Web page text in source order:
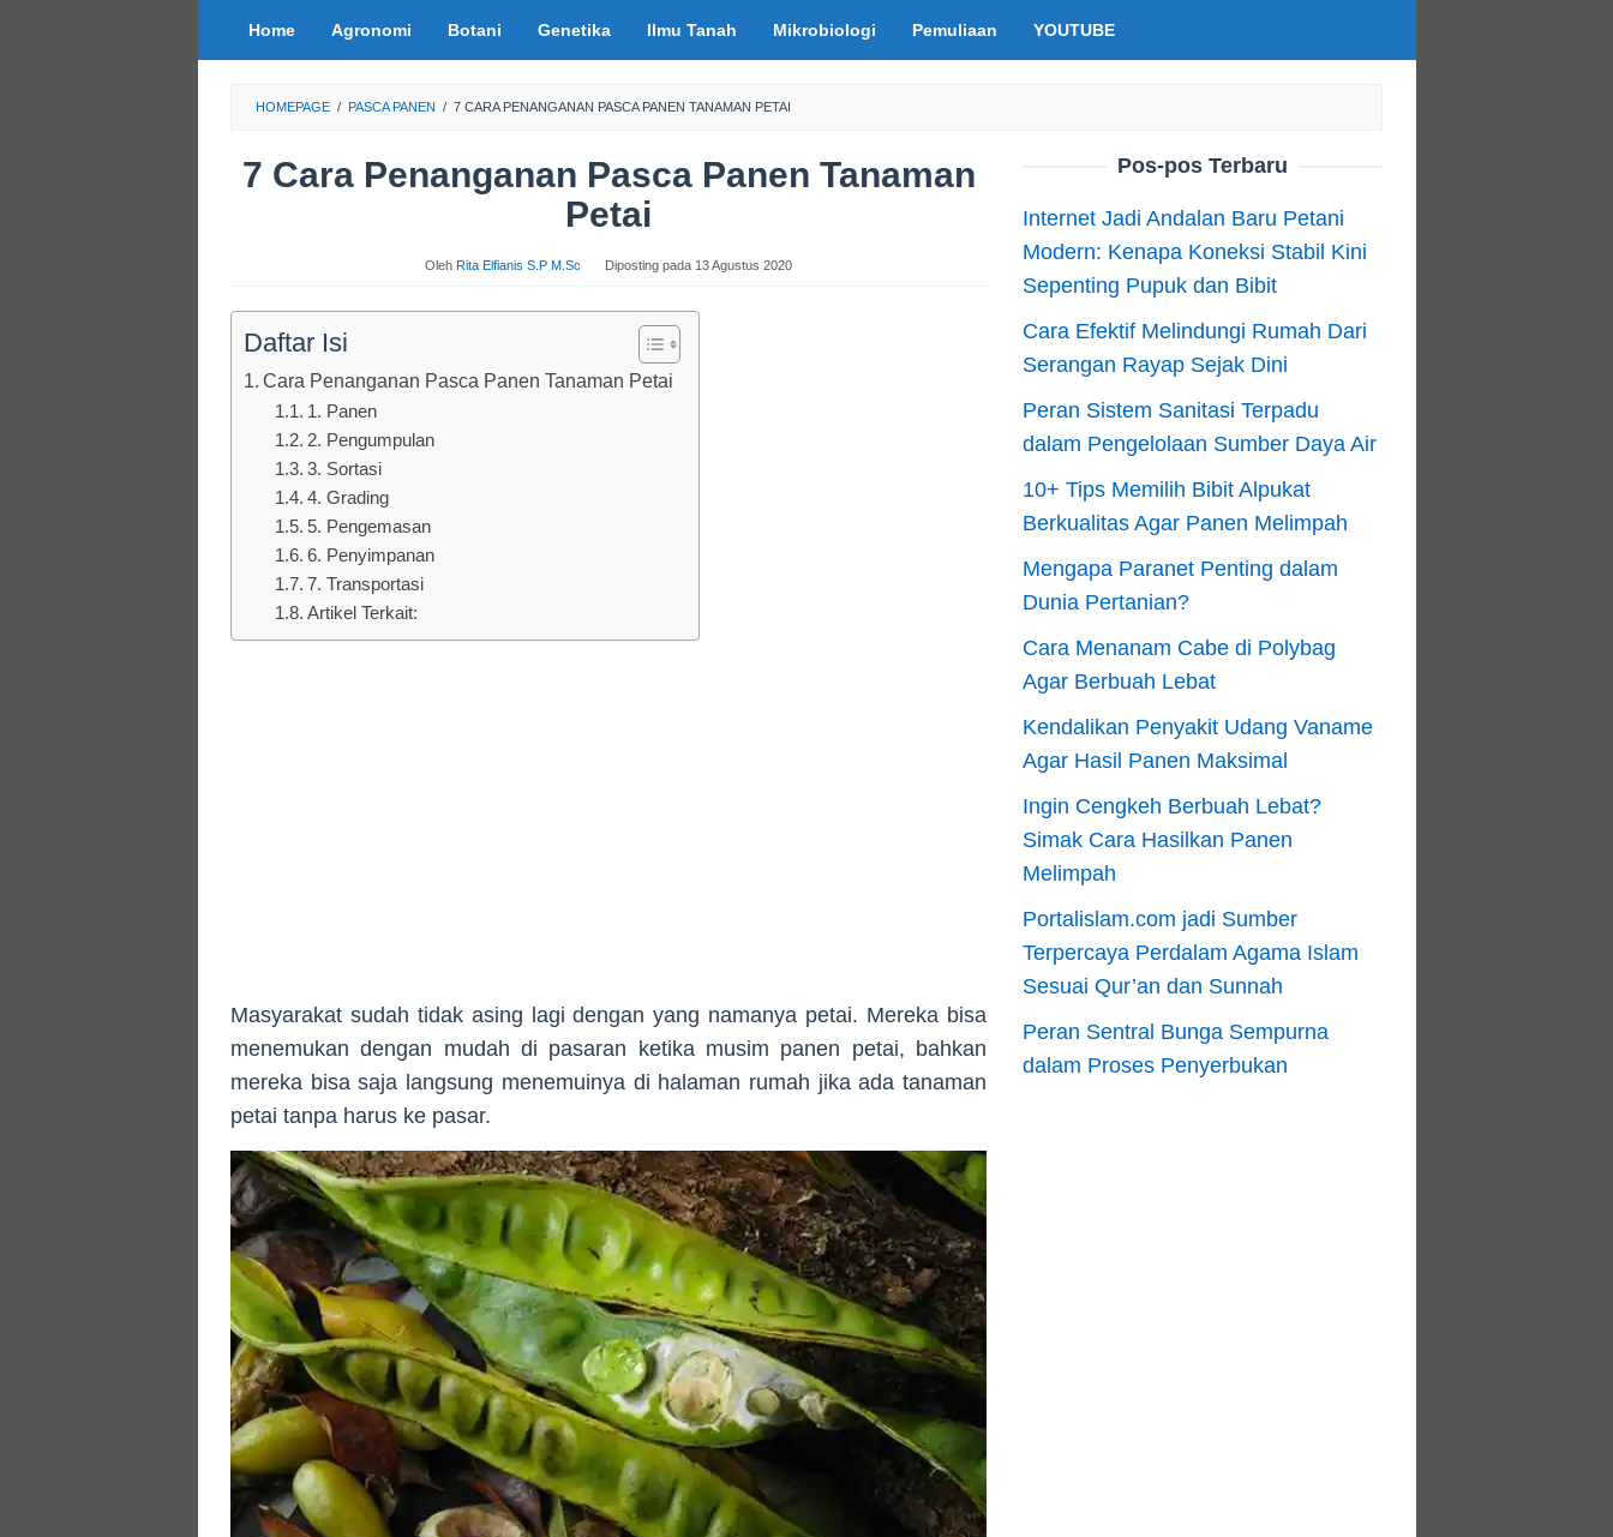
Home Agronomi Botani Genetika Ilmu Tanah Mikrobiologi Pemuliaan YOUTUBE
HOMEPAGE / PASCA PANEN / 7 CARA PENANGANAN PASCA PANEN TANAMAN PETAI
7 Cara Penanganan Pasca Panen Tanaman
Petai
Oleh Rita Elfianis S.P M.Sc Diposting pada 13 Agustus 2020
Daftar Isi
Cara Penanganan Pasca Panen Tanaman Petai
1. Panen
2. Pengumpulan
3. Sortasi
4. Grading
5. Pengemasan
6. Penyimpanan
7. Transportasi
Artikel Terkait:
Masyarakat sudah tidak asing lagi dengan yang namanya petai. Mereka bisa
menemukan dengan mudah di pasaran ketika musim panen petai, bahkan
mereka bisa saja langsung menemuinya di halaman rumah jika ada tanaman
petai tanpa harus ke pasar.
Pos-pos Terbaru
Internet Jadi Andalan Baru Petani
Modern: Kenapa Koneksi Stabil Kini
Sepenting Pupuk dan Bibit
Cara Efektif Melindungi Rumah Dari
Serangan Rayap Sejak Dini
Peran Sistem Sanitasi Terpadu
dalam Pengelolaan Sumber Daya Air
10+ Tips Memilih Bibit Alpukat
Berkualitas Agar Panen Melimpah
Mengapa Paranet Penting dalam
Dunia Pertanian?
Cara Menanam Cabe di Polybag
Agar Berbuah Lebat
Kendalikan Penyakit Udang Vaname
Agar Hasil Panen Maksimal
Ingin Cengkeh Berbuah Lebat?
Simak Cara Hasilkan Panen
Melimpah
Portalislam.com jadi Sumber
Terpercaya Perdalam Agama Islam
Sesuai Qur’an dan Sunnah
Peran Sentral Bunga Sempurna
dalam Proses Penyerbukan